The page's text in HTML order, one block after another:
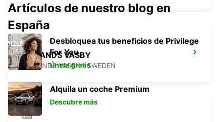
UPPLANDS VASBY
UPPLANDS VASBY - SWEDEN
Artículos de nuestro blog en
España
Desbloquea tus beneficios de Privilege
For You
Únete gratis
Alquila un coche Premium
Descubre más